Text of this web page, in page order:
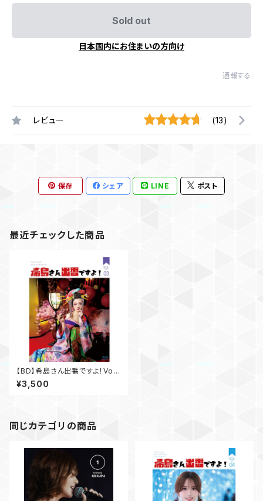
Sold out
日本国内にお住まいの方向け
通報する
レビュー (13)
保存 シェア LINE ポスト
最近チェックした商品
【BD】希島さん出番ですよ！Vol.
3
¥3,500
同じカテゴリの商品